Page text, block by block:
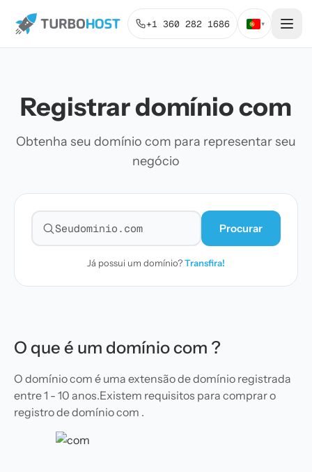
+1 360 282 1686 ▾
Registrar domínio com
Obtenha seu domínio com para representar seu
negócio
Pesquisar domínio
Procurar
Já possui um domínio?Transfira!
O que é um domínio com ?
O domínio com é uma extensão de domínio registrada
entre 1 - 10 anos.Existem requisitos para comprar o
registro de domínio com .